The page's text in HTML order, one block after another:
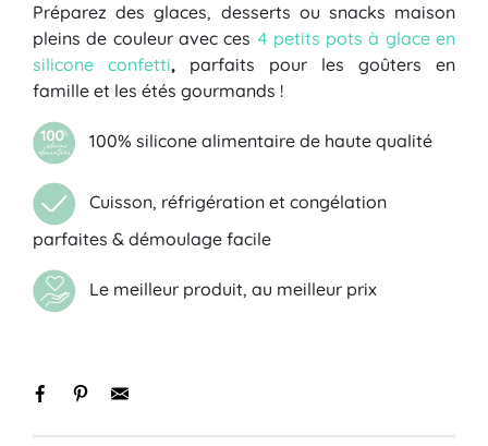
Préparez des glaces, desserts ou snacks maison
pleins de couleur avec ces 4 petits pots à glace en
silicone confetti, parfaits pour les goûters en
famille et les étés gourmands !
100% silicone alimentaire de haute qualité
Cuisson, réfrigération et congélation
parfaites & démoulage facile
Le meilleur produit, au meilleur prix